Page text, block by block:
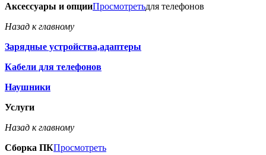
Аксессуары и опцииПросмотретьдля телефонов
Назад к главному
Зарядные устройства,адаптеры
Кабели для телефонов
Наушники
Услуги
Назад к главному
Сборка ПКПросмотреть